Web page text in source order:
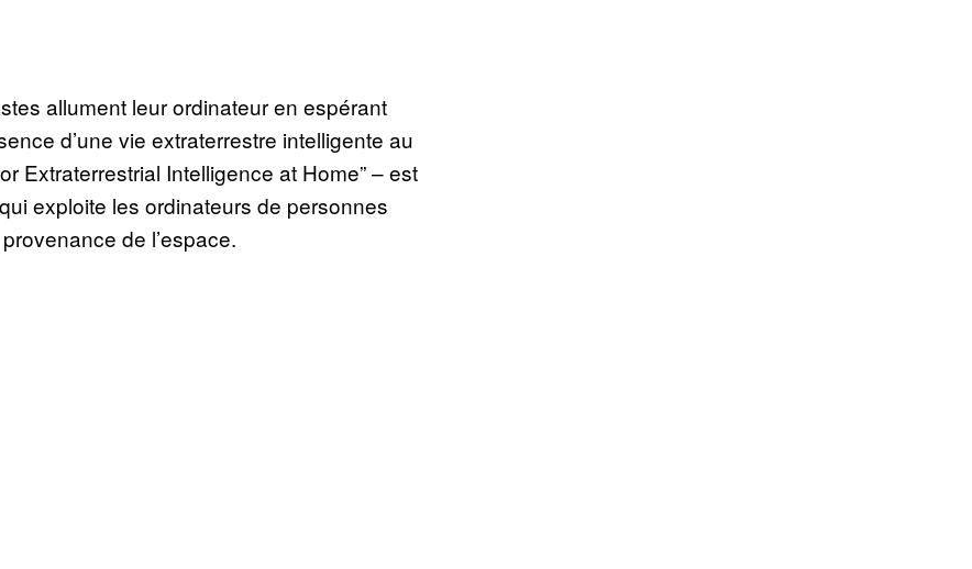
allument leur ordinateur en espérant
d’une vie extraterrestre intelligente au
Extraterrestrial Intelligence at Home” – est
exploite les ordinateurs de personnes
de l’espace.